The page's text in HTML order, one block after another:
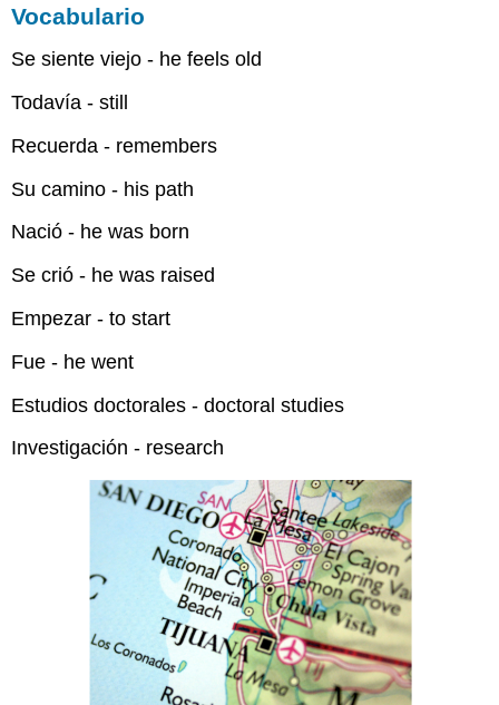
Vocabulario
Se siente viejo - he feels old
Todavía - still
Recuerda - remembers
Su camino - his path
Nació - he was born
Se crió - he was raised
Empezar - to start
Fue - he went
Estudios doctorales - doctoral studies
Investigación - research